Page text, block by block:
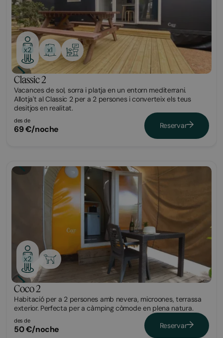
x2 x1
Classic 2
Vacances de sol, sorra i platja en un entorn mediterrani.
Allotja't al Classic 2 per a 2 persones i converteix els teus
desitjos en realitat.
des de
69 €/noche Reservar
Glamping
x2
Coco 2
Habitació per a 2 persones amb nevera, microones, terrassa
exterior. Perfecta per a càmping còmode en plena natura.
des de
50 €/noche Reservar